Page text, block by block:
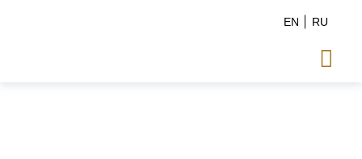

EN RU